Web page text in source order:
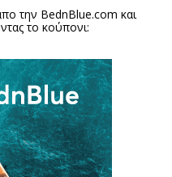
την BednBlue.com και
το κούπονι: